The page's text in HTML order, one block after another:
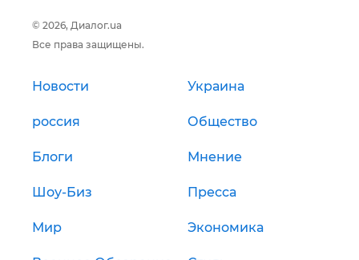
© 2026, Диалог.ua
Все права защищены.
Новости Украина
россия Общество
Блоги Мнение
Шоу-Биз Пресса
Мир Экономика